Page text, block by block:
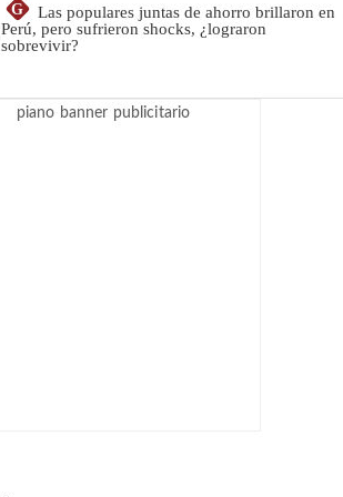
G
Las populares juntas de ahorro brillaron en
Perú, pero sufrieron shocks, ¿lograron
sobrevivir?